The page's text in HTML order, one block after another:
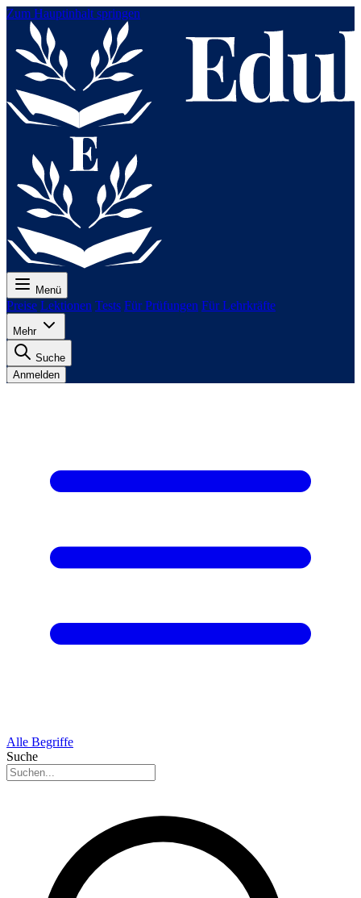
Zum Hauptinhalt springen
Menü
Preise Lektionen Tests Für Prüfungen Für Lehrkräfte
Mehr
Suche
Anmelden
Alle Begriffe
Suche